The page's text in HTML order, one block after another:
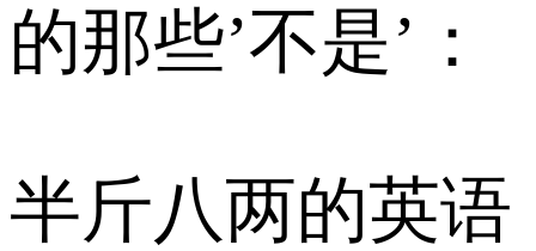
的那些’不是’：
半斤八两的英语